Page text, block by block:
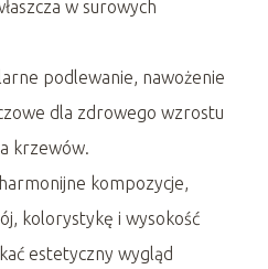
w surowych
podlewanie, nawożenie
dla zdrowego wzrostu
krzewów.
kompozycje,
kolorystykę i wysokość
estetyczny wygląd